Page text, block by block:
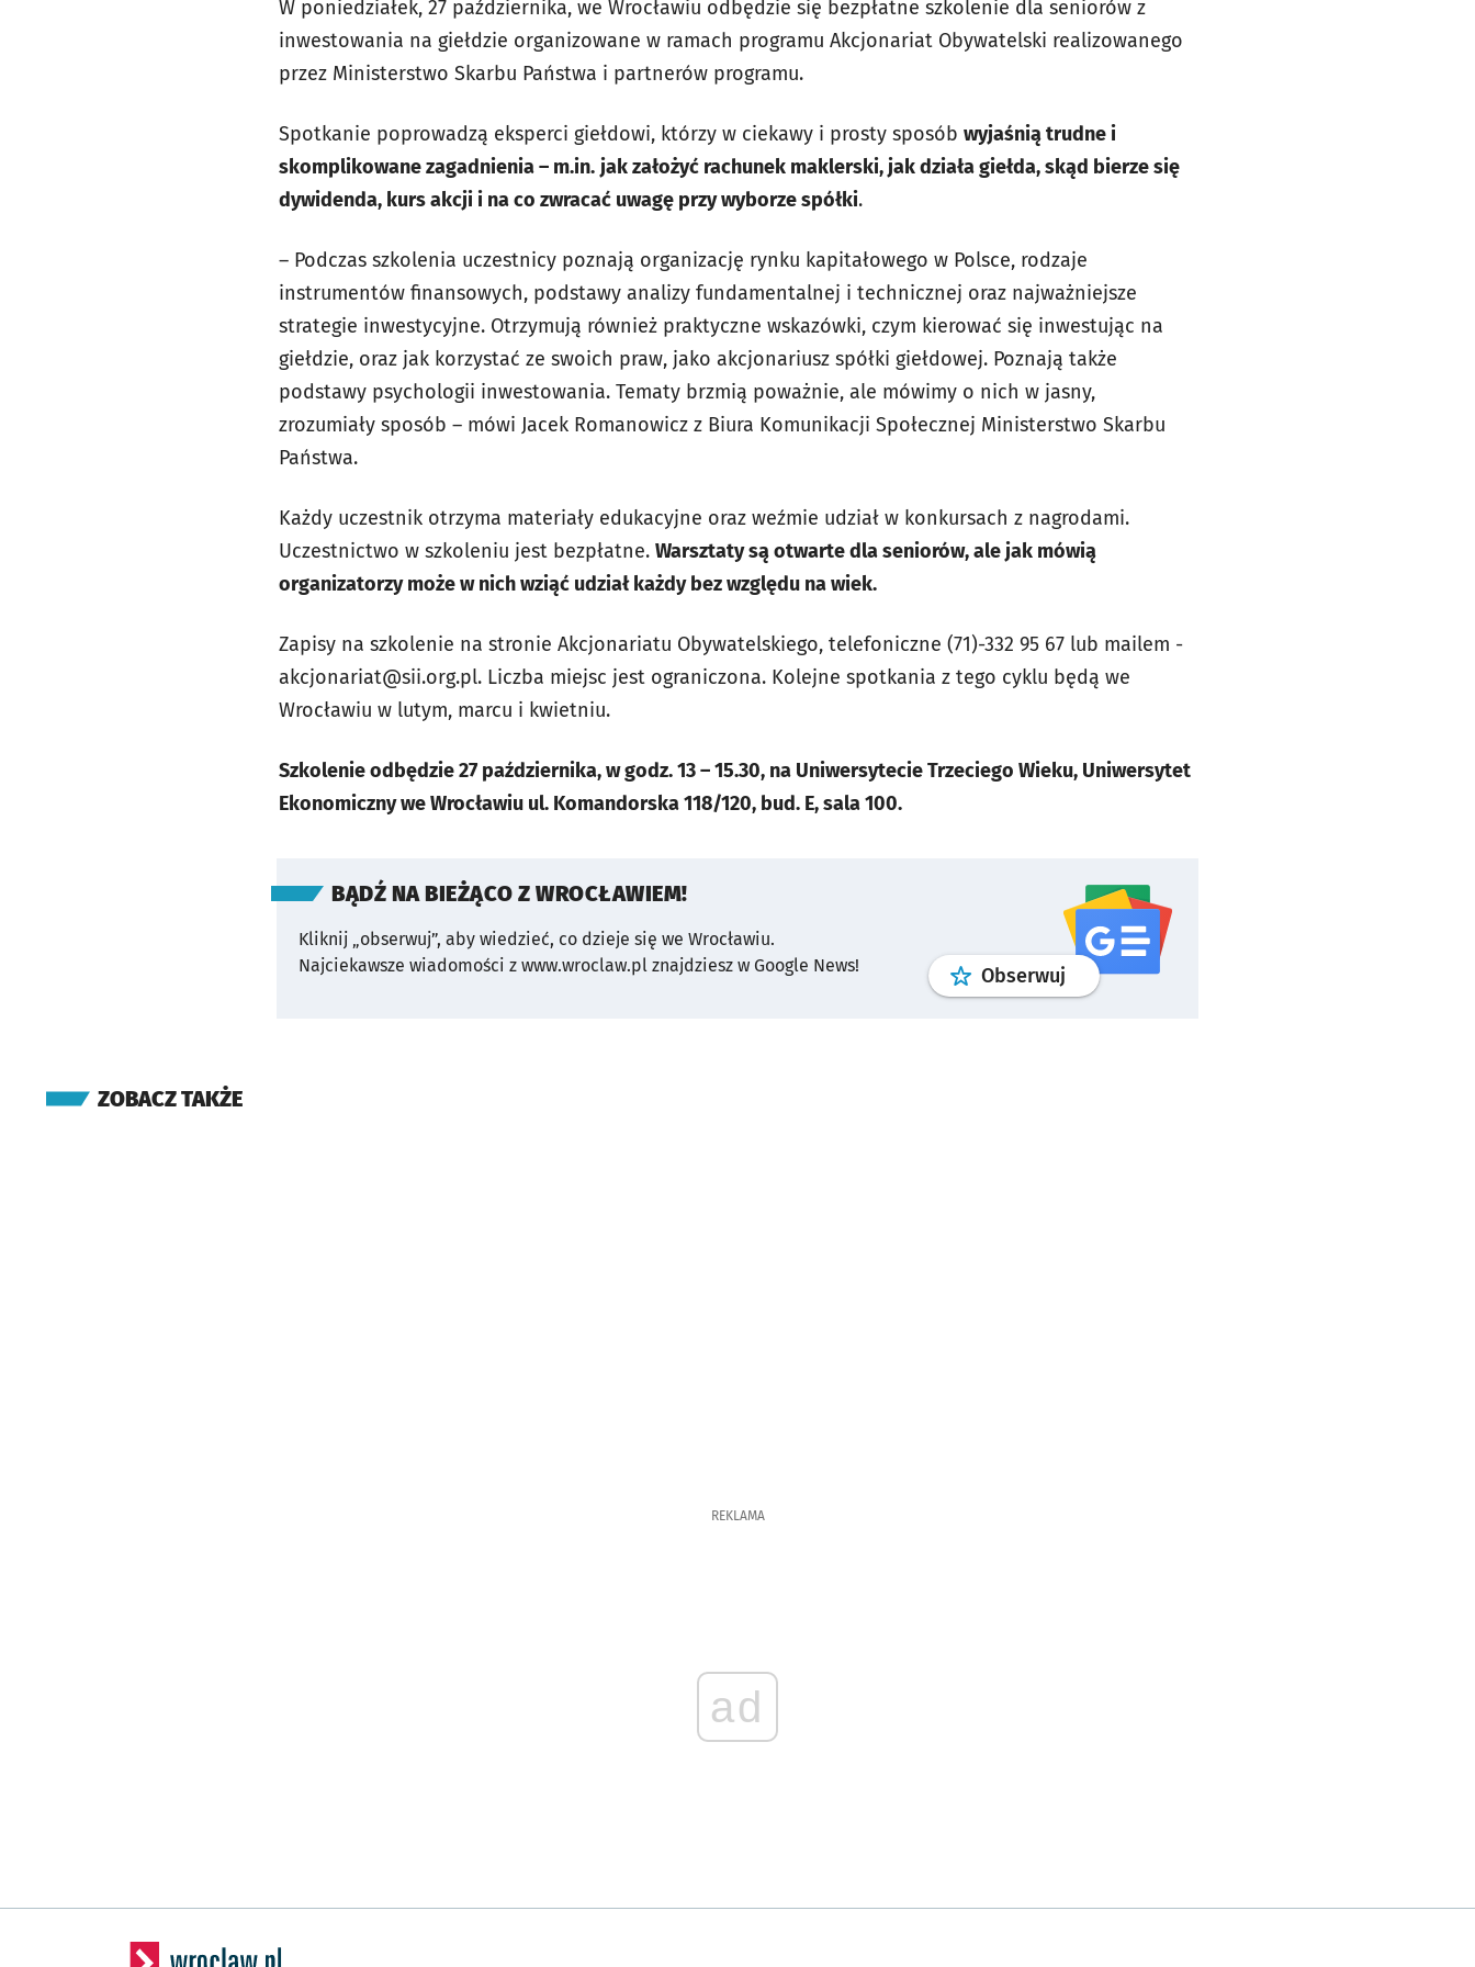
W poniedziałek, 27 października, we Wrocławiu odbędzie się bezpłatne szkolenie dla seniorów z
inwestowania na giełdzie organizowane w ramach programu Akcjonariat Obywatelski realizowanego
przez Ministerstwo Skarbu Państwa i partnerów programu.
Spotkanie poprowadzą eksperci giełdowi, którzy w ciekawy i prosty sposób wyjaśnią trudne i
skomplikowane zagadnienia – m.in. jak założyć rachunek maklerski, jak działa giełda, skąd bierze się
dywidenda, kurs akcji i na co zwracać uwagę przy wyborze spółki.
– Podczas szkolenia uczestnicy poznają organizację rynku kapitałowego w Polsce, rodzaje
instrumentów finansowych, podstawy analizy fundamentalnej i technicznej oraz najważniejsze
strategie inwestycyjne. Otrzymują również praktyczne wskazówki, czym kierować się inwestując na
giełdzie, oraz jak korzystać ze swoich praw, jako akcjonariusz spółki giełdowej. Poznają także
podstawy psychologii inwestowania. Tematy brzmią poważnie, ale mówimy o nich w jasny,
zrozumiały sposób – mówi Jacek Romanowicz z Biura Komunikacji Społecznej Ministerstwo Skarbu
Państwa.
Każdy uczestnik otrzyma materiały edukacyjne oraz weźmie udział w konkursach z nagrodami.
Uczestnictwo w szkoleniu jest bezpłatne. Warsztaty są otwarte dla seniorów, ale jak mówią
organizatorzy może w nich wziąć udział każdy bez względu na wiek.
Zapisy na szkolenie na stronie Akcjonariatu Obywatelskiego, telefoniczne (71)-332 95 67 lub mailem -
akcjonariat@sii.org.pl. Liczba miejsc jest ograniczona. Kolejne spotkania z tego cyklu będą we
Wrocławiu w lutym, marcu i kwietniu.
Szkolenie odbędzie 27 października, w godz. 13 – 15.30, na Uniwersytecie Trzeciego Wieku, Uniwersytet
Ekonomiczny we Wrocławiu ul. Komandorska 118/120, bud. E, sala 100.
BĄDŹ NA BIEŻĄCO Z WROCŁAWIEM!
Kliknij „obserwuj”, aby wiedzieć, co dzieje się we Wrocławiu.
Najciekawsze wiadomości z www.wroclaw.pl znajdziesz w Google News!
Obserwuj profilgoogle news
ZOBACZ TAKŻE
REKLAMA
ad